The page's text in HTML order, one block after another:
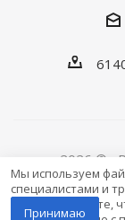
2026 ©
Мы используем
специалистами и
нашем веб-сайте,
Принимаю